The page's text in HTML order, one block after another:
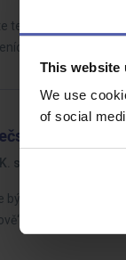
This website
We use
of social
technickou práci,
která firmám i
technolog
solution
být tím člověkem,
ale reálně v